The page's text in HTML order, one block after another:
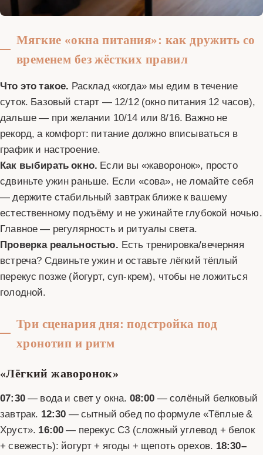
Мягкие «окна питания»: как дружить со
временем без жёстких правил
Что это такое. Расклад «когда» мы едим в течение
суток. Базовый старт — 12/12 (окно питания 12 часов),
дальше — при желании 10/14 или 8/16. Важно не
рекорд, а комфорт: питание должно вписываться в
график и настроение.
Как выбирать окно. Если вы «жаворонок», просто
сдвиньте ужин раньше. Если «сова», не ломайте себя
— держите стабильный завтрак ближе к вашему
естественному подъёму и не ужинайте глубокой ночью.
Главное — регулярность и ритуалы света.
Проверка реальностью. Есть тренировка/вечерняя
встреча? Сдвиньте ужин и оставьте лёгкий тёплый
перекус позже (йогурт, суп-крем), чтобы не ложиться
голодной.
Три сценария дня: подстройка под
хронотип и ритм
«Лёгкий жаворонок»
07:30— вода и свет у окна. 08:00 — солёный белковый
завтрак. 12:30 — сытный обед по формуле «Тёплые &
Хруст». 16:00— перекус С3 (сложный углевод + белок
+ свежесть): йогурт + ягоды + щепоть орехов. 18:30–